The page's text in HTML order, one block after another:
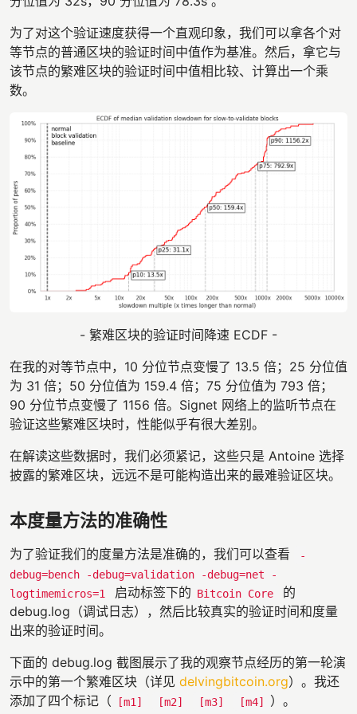
为了对这个验证速度获得一个直观印象，我们可以拿各个对
等节点的普通区块的验证时间中值作为基准。然后，拿它与
该节点的繁难区块的验证时间中值相比较、计算出一个乘
数。
- 繁难区块的验证时间降速 ECDF -
在我的对等节点中，10 分位节点变慢了 13.5 倍；25 分位值
为 31 倍；50 分位值为 159.4 倍；75 分位值为 793 倍；
90 分位节点变慢了 1156 倍。Signet 网络上的监听节点在
验证这些繁难区块时，性能似乎有很大差别。
在解读这些数据时，我们必须紧记，这些只是 Antoine 选择
披露的繁难区块，远远不是可能构造出来的最难验证区块。
本度量方法的准确性
为了验证我们的度量方法是准确的，我们可以查看
-
debug=bench -debug=validation -debug=net -
logtimemicros=1
启动标签下的 Bitcoin Core
的
debug.log（调试日志），然后比较真实的验证时间和度量
出来的验证时间。
下面的 debug.log 截图展示了我的观察节点经历的第一轮演
示中的第一个繁难区块（详见 delvingbitcoin.org）。我还
添加了四个标记（
[m1] [m2] [m3] [m4] ）。